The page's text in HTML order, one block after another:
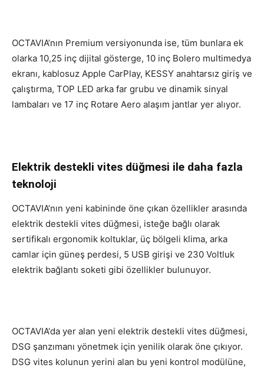
OCTAVIA’nın Premium versiyonunda ise, tüm bunlara ek
olarka 10,25 inç dijital gösterge, 10 inç Bolero multimedya
ekranı, kablosuz Apple CarPlay, KESSY anahtarsız giriş ve
çalıştırma, TOP LED arka far grubu ve dinamik sinyal
lambaları ve 17 inç Rotare Aero alaşım jantlar yer alıyor.
Elektrik destekli vites düğmesi ile daha fazla
teknoloji
OCTAVIA’nın yeni kabininde öne çıkan özellikler arasında
elektrik destekli vites düğmesi, isteğe bağlı olarak
sertifikalı ergonomik koltuklar, üç bölgeli klima, arka
camlar için güneş perdesi, 5 USB girişi ve 230 Voltluk
elektrik bağlantı soketi gibi özellikler bulunuyor.
OCTAVIA‘da yer alan yeni elektrik destekli vites düğmesi,
DSG şanzımanı yönetmek için yenilik olarak öne çıkıyor.
DSG vites kolunun yerini alan bu yeni kontrol modülüne,